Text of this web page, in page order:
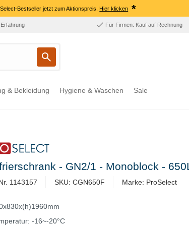
Bestseller jetzt zum Aktionspreis.Hier klicken *
Für Firmen: Kauf auf Rechnung
& Bekleidung Hygiene & Waschen Sale
- GN2/1 - Monoblock - 650L
1143157 SKU: CGN650F Marke: ProSelect
-16~-20°C